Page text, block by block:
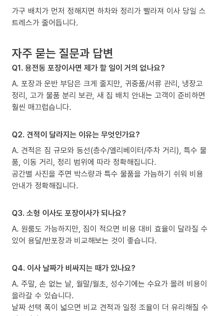
가구 배치가 먼저 정해지면 하차와 정리가 빨라져 이사 당일 스
트레스가 줄어듭니다.
자주 묻는 질문과 답변
Q1. 용전동 포장이사면 제가 할 일이 거의 없나요?
A. 포장과 운반 부담은 크게 줄지만, 귀중품/서류 관리, 냉장고
정리, 고가 물품 분리 보관, 새 집 배치 안내는 고객이 준비하면
훨씬 매끄럽습니다.
Q2. 견적이 달라지는 이유는 무엇인가요?
A. 견적은 짐 규모와 동선(층수/엘리베이터/주차 거리), 특수 물
품, 이동 거리, 정리 범위에 따라 정확해집니다.
공간별 사진을 주면 박스량과 특수 물품을 가늠하기 쉬워 비용
안내가 정확해집니다.
Q3. 소형 이사도 포장이사가 되나요?
A. 원룸도 가능하지만, 짐이 적으면 비용 대비 효율이 달라질 수
있어 용달/반포장과 비교해보는 것이 좋습니다.
Q4. 이사 날짜가 비싸지는 때가 있나요?
A. 주말, 손 없는 날, 월말/월초, 성수기에는 수요가 몰려 비용이
올라갈 수 있습니다.
날짜 선택 폭이 넓으면 비교 견적과 일정 조율이 더 유리해질 수